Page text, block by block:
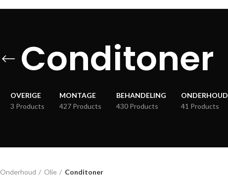
Conditoner
OVERIGE
3 Products
MONTAGE
427 Products
BEHANDELING
430 Products
ONDERHOUD
41 Products
Onderhoud Olie Conditoner